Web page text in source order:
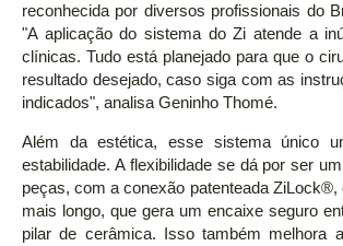
reconhecida por diversos profissionais do
"A aplicação do sistema do Zi atende a
clínicas. Tudo está planejado para que o
resultado desejado, caso siga com as
indicados", analisa Geninho Thomé.
Além da estética, esse sistema único
estabilidade. A flexibilidade se dá por ser
peças, com a conexão patenteada
mais longo, que gera um encaixe seguro
pilar de cerâmica. Isso também melhora